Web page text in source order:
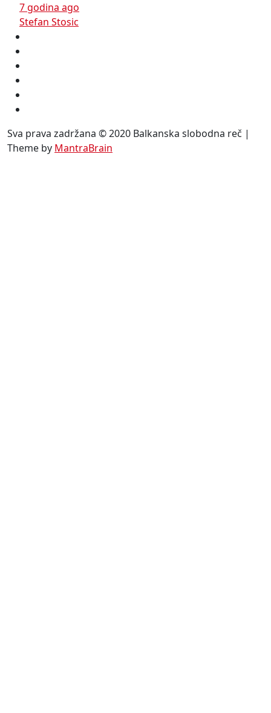
7 godina ago
Stefan Stosic
Sva prava zadržana © 2020 Balkanska slobodna reč |
Theme by MantraBrain